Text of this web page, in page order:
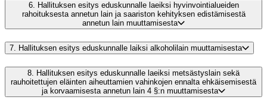
6. Hallituksen esitys eduskunnalle laeiksi hyvinvointialueiden
rahoituksesta annetun lain ja saariston kehityksen edistämisestä
annetun lain muuttamisesta
7. Hallituksen esitys eduskunnalle laiksi alkoholilain muuttamisesta
8. Hallituksen esitys eduskunnalle laeiksi metsästyslain sekä
rauhoitettujen eläinten aiheuttamien vahinkojen ennalta ehkäisemisestä
ja korvaamisesta annetun lain 4 §:n muuttamisesta